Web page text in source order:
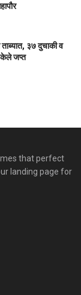
ताब्यात, ३७ दुचाकी व
केले जप्त
that perfect
landing page for